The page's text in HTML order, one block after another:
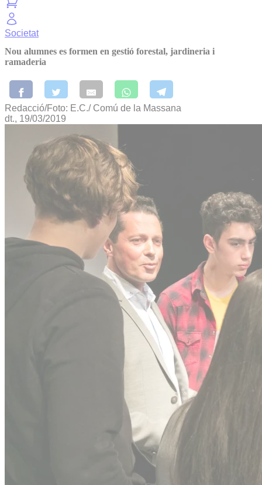
Societat
Nou alumnes es formen en gestió forestal, jardineria i
ramaderia
Redacció/Foto: E.C./ Comú de la Massana
dt., 19/03/2019